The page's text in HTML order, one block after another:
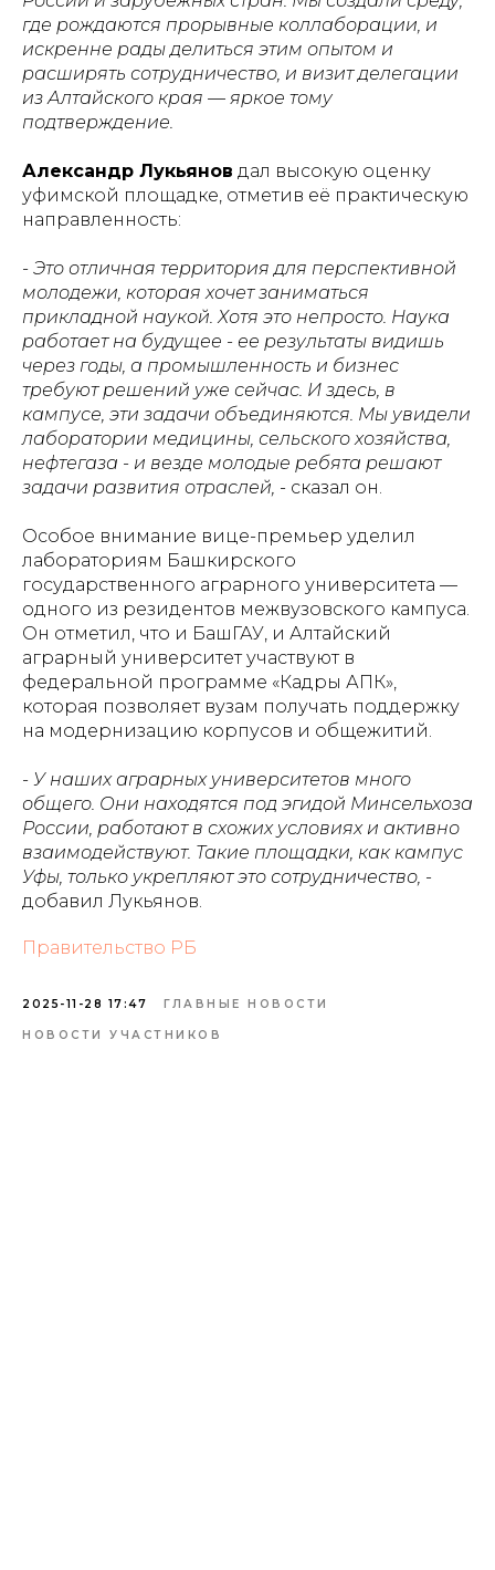
где рождаются прорывные коллаборации, и
искренне рады делиться этим опытом и
расширять сотрудничество, и визит делегации
из Алтайского края — яркое тому
подтверждение.
Александр Лукьянов дал высокую оценку
уфимской площадке, отметив её практическую
направленность:
- Это отличная территория для перспективной
молодежи, которая хочет заниматься
прикладной наукой. Хотя это непросто. Наука
работает на будущее - ее результаты видишь
через годы, а промышленность и бизнес
требуют решений уже сейчас. И здесь, в
кампусе, эти задачи объединяются. Мы увидели
лаборатории медицины, сельского хозяйства,
нефтегаза - и везде молодые ребята решают
задачи развития отраслей, - сказал он.
Особое внимание вице-премьер уделил
лабораториям Башкирского
государственного аграрного университета —
одного из резидентов межвузовского кампуса.
Он отметил, что и БашГАУ, и Алтайский
аграрный университет участвуют в
федеральной программе «Кадры АПК»,
которая позволяет вузам получать поддержку
на модернизацию корпусов и общежитий.
- У наших аграрных университетов много
общего. Они находятся под эгидой Минсельхоза
России, работают в схожих условиях и активно
взаимодействуют. Такие площадки, как кампус
Уфы, только укрепляют это сотрудничество, -
добавил Лукьянов.
Правительство РБ
2025-11-28 17:47 ГЛАВНЫЕ НОВОСТИ
НОВОСТИ УЧАСТНИКОВ